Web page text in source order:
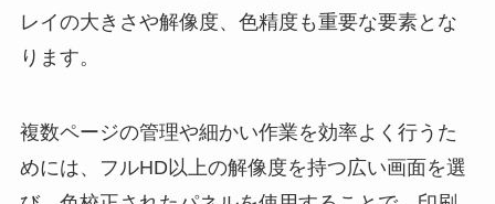
レイの大きさや解像度、色精度も重要な要素とな
ります。
複数ページの管理や細かい作業を効率よく行うた
めには、フルHD以上の解像度を持つ広い画面を選